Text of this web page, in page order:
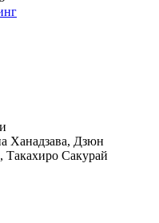
Ханадзава, Дзюн
, Такахиро Сакурай